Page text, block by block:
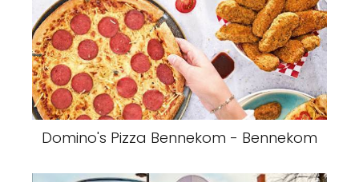
Domino's Pizza Bennekom - Bennekom